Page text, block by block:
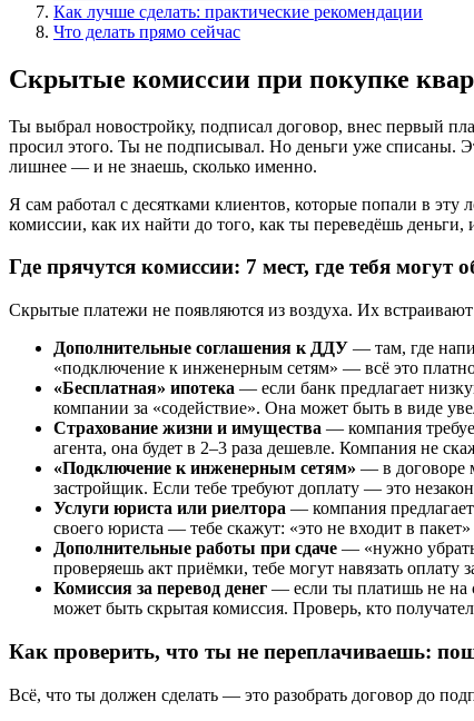
Как лучше сделать: практические рекомендации
Что делать прямо сейчас
Скрытые комиссии при покупке
Ты выбрал новостройку, подписал договор, внес первый
просил этого. Ты не подписывал. Но деньги уже списаны.
лишнее — и не знаешь, сколько именно.
Я сам работал с десятками клиентов, которые попали в
комиссии, как их найти до того, как ты переведёшь деньги,
Где прячутся комиссии: 7 мест, где тебя могут
Скрытые платежи не появляются из воздуха. Их
Дополнительные соглашения к ДДУ — там, где
«подключение к инженерным сетям» — всё это
«Бесплатная» ипотека — если банк предлагает
компании за «содействие». Она может быть в виде
Страхование жизни и имущества — компания
агента, она будет в 2–3 раза дешевле. Компания не
«Подключение к инженерным сетям» — в договоре
застройщик. Если тебе требуют доплату — это
Услуги юриста или риелтора — компания
своего юриста — тебе скажут: «это не входит в
Дополнительные работы при сдаче — «нужно
проверяешь акт приёмки, тебе могут навязать оплату
Комиссия за перевод денег — если ты платишь не на
может быть скрытая комиссия. Проверь, кто
Как проверить, что ты не переплачиваешь:
Всё, что ты должен сделать — это разобрать договор до